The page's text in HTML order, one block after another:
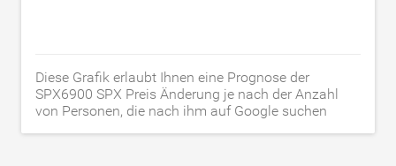
Diese Grafik erlaubt Ihnen eine Prognose der
SPX6900 SPX Preis Änderung je nach der Anzahl
von Personen, die nach ihm auf Google suchen